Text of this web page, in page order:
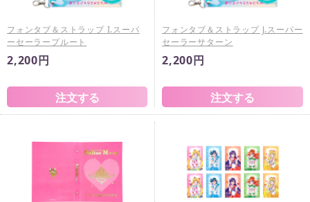
フォンタブ＆ストラップ I.スーパ
ーセーラープルート
2,200円
フォンタブ＆ストラップ J.スーパー
セーラーサターン
2,200円